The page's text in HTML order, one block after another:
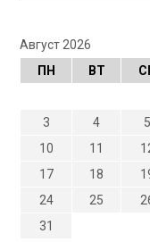
Август 2026
ПН
ВТ
3
4 5
10
11
17
18
24
25
31